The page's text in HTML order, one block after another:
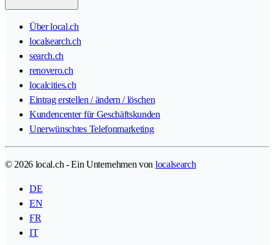
Über local.ch
localsearch.ch
search.ch
renovero.ch
localcities.ch
Eintrag erstellen / ändern / löschen
Kundencenter für Geschäftskunden
Unerwünschtes Telefonmarketing
© 2026 local.ch - Ein Unternehmen von localsearch
DE
EN
FR
IT